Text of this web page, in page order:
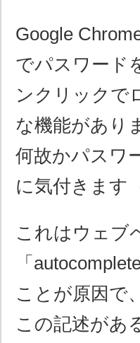
Google
でパスワード
ンクリックで
な機能があり
何故かパスワ
に気付きます
これはウェブ
「
ことが原因で
この記述があ